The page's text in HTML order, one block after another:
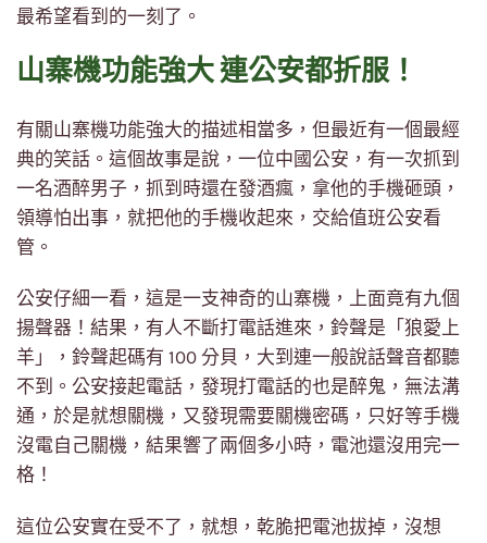
最希望看到的一刻了。
山寨機功能強大 連公安都折服！
有關山寨機功能強大的描述相當多，但最近有一個最經
典的笑話。這個故事是說，一位中國公安，有一次抓到
一名酒醉男子，抓到時還在發酒瘋，拿他的手機砸頭，
領導怕出事，就把他的手機收起來，交給值班公安看
管。
公安仔細一看，這是一支神奇的山寨機，上面竟有九個
揚聲器！結果，有人不斷打電話進來，鈴聲是「狼愛上
羊」，鈴聲起碼有 100 分貝，大到連一般說話聲音都聽
不到。公安接起電話，發現打電話的也是醉鬼，無法溝
通，於是就想關機，又發現需要關機密碼，只好等手機
沒電自己關機，結果響了兩個多小時，電池還沒用完一
格！
這位公安實在受不了，就想，乾脆把電池拔掉，沒想